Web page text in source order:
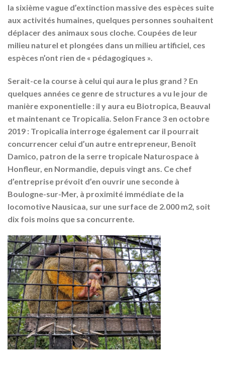
la sixième vague d’extinction massive des espèces suite
aux activités humaines, quelques personnes souhaitent
déplacer des animaux sous cloche. Coupées de leur
milieu naturel et plongées dans un milieu artificiel, ces
espèces n’ont rien de « pédagogiques ».
Serait-ce la course à celui qui aura le plus grand ? En
quelques années ce genre de structures a vu le jour de
manière exponentielle : il y aura eu Biotropica, Beauval
et maintenant ce Tropicalia. Selon France 3 en octobre
2019 : Tropicalia interroge également car il pourrait
concurrencer celui d’un autre entrepreneur, Benoît
Damico, patron de la serre tropicale Naturospace à
Honfleur, en Normandie, depuis vingt ans. Ce chef
d’entreprise prévoit d’en ouvrir une seconde à
Boulogne-sur-Mer, à proximité immédiate de la
locomotive Nausicaa, sur une surface de 2.000 m2, soit
dix fois moins que sa concurrente.